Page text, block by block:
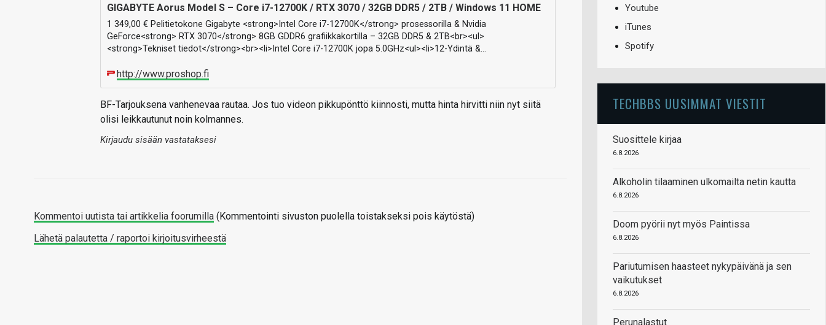
GIGABYTE Aorus Model S – Core i7-12700K / RTX 3070 / 32GB DDR5 / 2TB / Windows 11 HOME
1 349,00 € Pelitietokone Gigabyte <strong>Intel Core i7-12700K</strong> prosessorilla & Nvidia
GeForce<strong> RTX 3070</strong> 8GB GDDR6 grafiikkakortilla – 32GB DDR5 & 2TB<br><ul>
<strong>Tekniset tiedot</strong><br><li>Intel Core i7-12700K jopa 5.0GHz<ul><li>12-Ydintä &…
http://www.proshop.fi
BF-Tarjouksena vanhenevaa rautaa. Jos tuo videon pikkupönttö kiinnosti, mutta hinta hirvitti niin nyt siitä
olisi leikkautunut noin kolmannes.
Kirjaudu sisään vastataksesi
Kommentoi uutista tai artikkelia foorumilla (Kommentointi sivuston puolella toistakseksi pois käytöstä)
Lähetä palautetta / raportoi kirjoitusvirheestä
Youtube
iTunes
Spotify
TECHBBS UUSIMMAT VIESTIT
Suosittele kirjaa
6.8.2026
Alkoholin tilaaminen ulkomailta netin kautta
6.8.2026
Doom pyörii nyt myös Paintissa
6.8.2026
Pariutumisen haasteet nykypäivänä ja sen
vaikutukset
6.8.2026
Perunalastut